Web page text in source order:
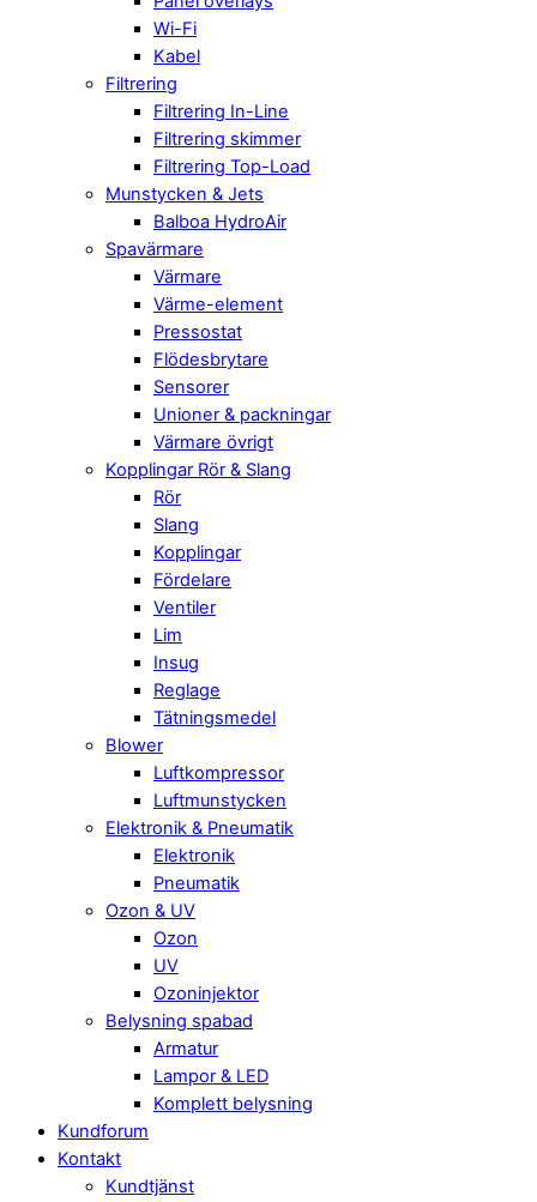
Wi-Fi
Kabel
Filtrering
Filtrering In-Line
Filtrering skimmer
Filtrering Top-Load
Munstycken & Jets
Balboa HydroAir
Spavärmare
Värmare
Värme-element
Pressostat
Flödesbrytare
Sensorer
Unioner & packningar
Värmare övrigt
Kopplingar Rör & Slang
Rör
Slang
Kopplingar
Fördelare
Ventiler
Lim
Insug
Reglage
Tätningsmedel
Blower
Luftkompressor
Luftmunstycken
Elektronik & Pneumatik
Elektronik
Pneumatik
Ozon & UV
Ozon
UV
Ozoninjektor
Belysning spabad
Armatur
Lampor & LED
Komplett belysning
Kundforum
Kontakt
Kundtjänst